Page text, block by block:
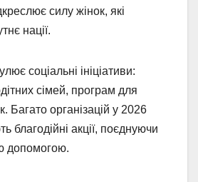
силу жінок, які
нації.
соціальні ініціативи:
сімей, програм для
Багато організацій у 2026
благодійні акції, поєднуючи
допомогою.